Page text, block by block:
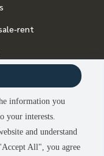
rent
information you
your interests.
and understand
All", you agree